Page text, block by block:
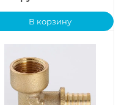
В корзину